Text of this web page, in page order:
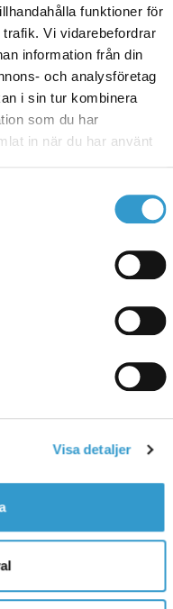
funktioner för
Vi vidarebefordrar
information från din
och analysföretag
i sin tur kombinera
som du har
in när du har använt
Visa detaljer
on autotallien ja
pientaloissa ja
Toimitusaika
ja
Perustuspaketit
perustuspaketin)
voi joskus
keltaisella.)
riippuu
se tapahtuu
noin 6 x
on säältä
autotallin